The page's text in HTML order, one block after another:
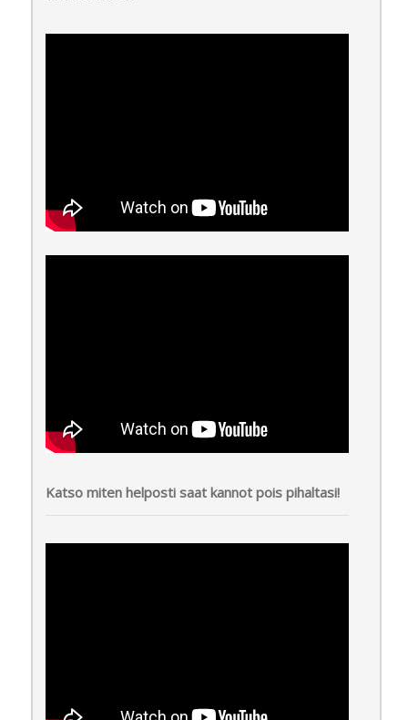
Katso miten helposti saat kannot pois pihaltasi!